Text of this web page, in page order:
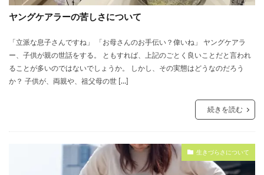
ヤングケアラーの苦しさについて
「立派な息子さんですね」 「お母さんのお手伝い？偉いね」 ヤングケアラ
ー、子供が親の世話をする。 ともすれば、上記のごとく良いことだと言われ
ることが多いのではないでしょうか。 しかし、その実態はどうなのだろう
か？ 子供が、両親や、祖父母の世 […]
続きを読む
生きづらさについて